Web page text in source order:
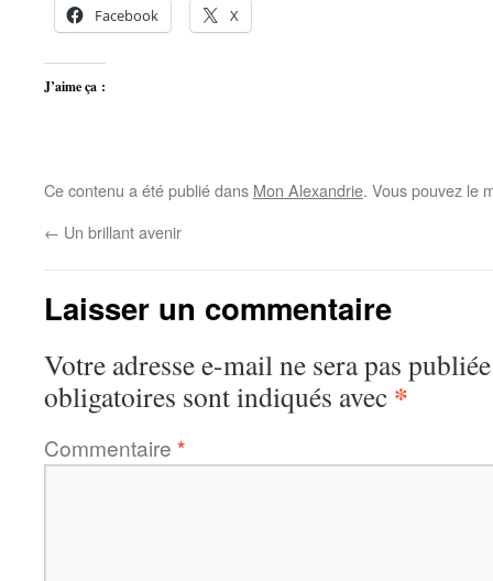
Facebook X
J’aime ça :
Ce contenu a été publié dans Mon Alexandrie. Vous pouvez le
← Un brillant avenir
Laisser un commentaire
Votre adresse e-mail ne sera pas
obligatoires sont indiqués avec *
Commentaire *